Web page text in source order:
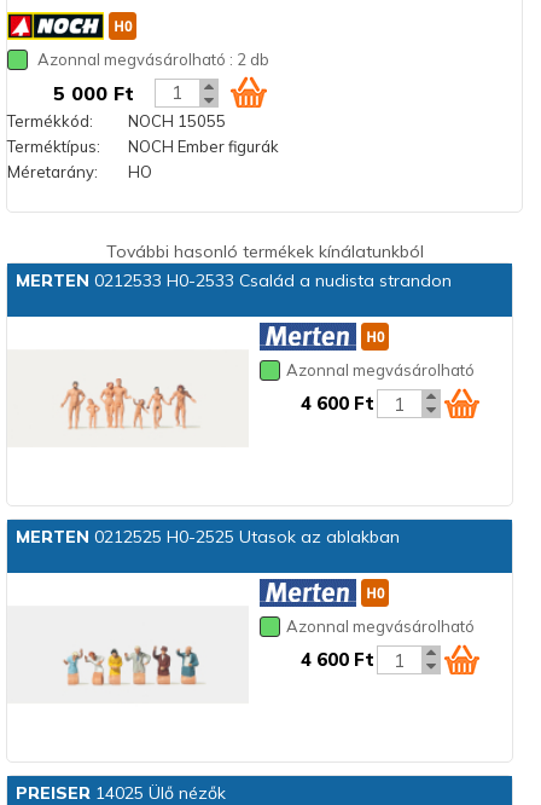
Azonnal megvásárolható : 2 db
5 000 Ft
Termékkód:
NOCH 15055
Terméktípus:
NOCH Ember figurák
Méretarány:
HO
További hasonló termékek kínálatunkból
MERTEN 0212533 H0-2533 Család a nudista strandon
Azonnal megvásárolható
4 600 Ft
MERTEN 0212525 H0-2525 Utasok az ablakban
Azonnal megvásárolható
4 600 Ft
PREISER14025 Ülő nézők